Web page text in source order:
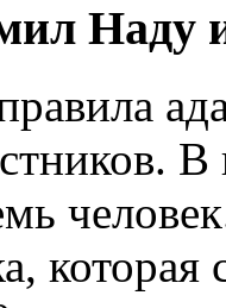
Наду
которая